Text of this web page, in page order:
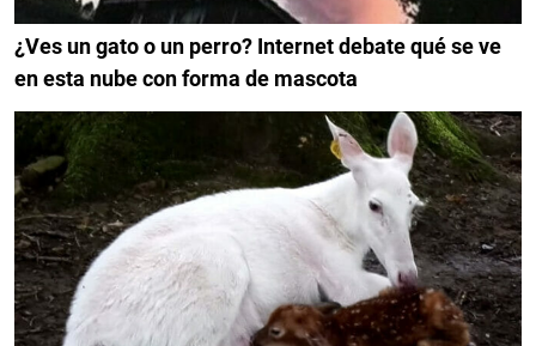
¿Ves un gato o un perro? Internet debate qué se ve
en esta nube con forma de mascota